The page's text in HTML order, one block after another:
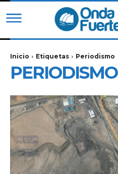
Inicio Etiquetas Periodismo
PERIODISMO